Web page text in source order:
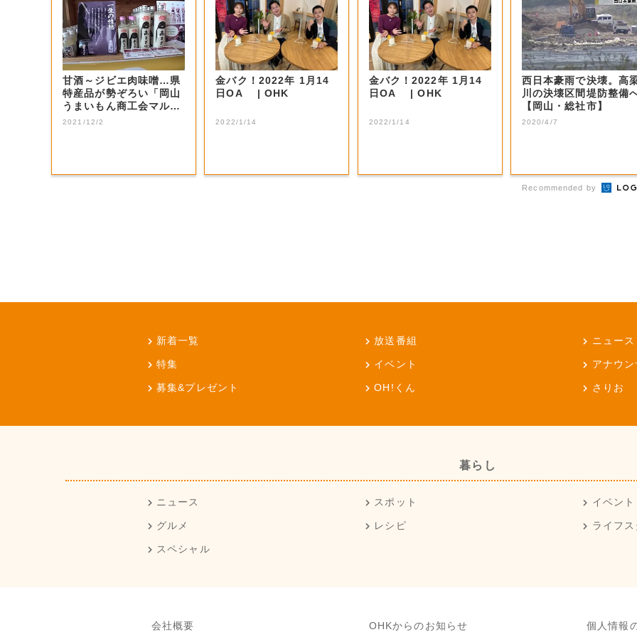
甘酒～ジビエ肉味噌…県
特産品が勢ぞろい「岡山
うまいもん商工会マルシ
ェ」 １月末ま...
2021/12/2
金バク！2022年 1月14
日OA | OHK
2022/1/14
金バク！2022年 1月14
日OA | OHK
2022/1/14
西日本豪雨で決壊。高
川の決壊区間堤防整備
【岡山・総社市】
2020/4/7
Recommended by
新着一覧 放送番組 ニュース
特集 イベント アナウ
募集&プレゼント OH!くん さりお
暮らし
ニュース スポット イベント
グルメ レシピ ライフ
スペシャル
会社概要 OHKからのお知らせ 個人情報